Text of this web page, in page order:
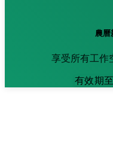
農曆
享受所有工作
有效期